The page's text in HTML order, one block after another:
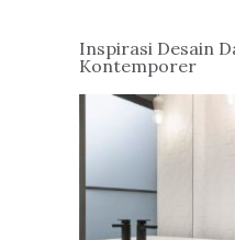
Inspirasi Desain
Kontemporer